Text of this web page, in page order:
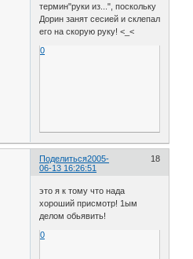
термин"руки из...", поскольку
Дорин занят сесией и склепал
его на скорую руку! <_<
0
Поделиться 18
2005-
06-13 16:26:51
это я к тому что нада
хороший присмотр! 1ым
делом обьявить!
0